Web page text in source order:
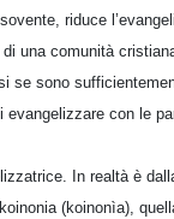
riduce
una comunità
se sono
con le
In realtà è
(koinonìa),